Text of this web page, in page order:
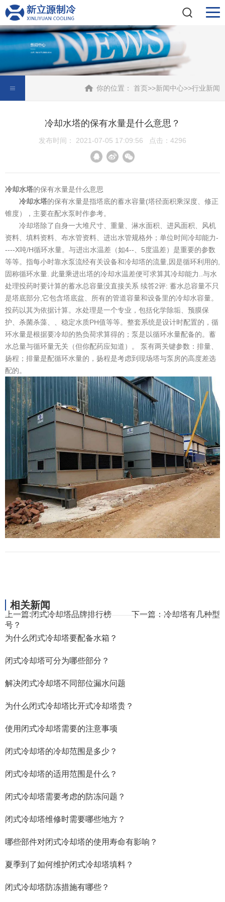
你的位置： 首页>>新闻中心>>行业新闻
冷却水塔的保有水量是什么意思？
发布时间： 2021-07-05 17:09:56 点击：4296
冷却水塔的保有水量是什么意思
冷却水塔的保有水量是指塔底的蓄水容量(塔径面积乘深度、修正
锥度），主要在配水泵时作参考。
冷却塔除了自身一大堆尺寸、重量、淋水面积、进风面积、风机
资料、填料资料、布水管资料、进出水管规格外；单位时间冷却能力-
----X吨/H循环水量。与进出水温差（如4--、5度温差）是重要的参数
等等。指每小时靠水泵流经有关设备和冷却塔的流量,因是循环利用的,
固称循环水量. 此量乘进出塔的冷却水温差便可求算其冷却能力..与水
处理投药时要计算的蓄水总容量没直接关系 续答2评: 蓄水总容量不只
是塔底部分,它包含塔底盆、所有的管道容量和设备里的冷却水容量。
投药以其为依据计算。水处理是一个专业，包括化学除垢、预膜保
护、杀菌杀藻、、稳定水质PH值等等。整套系统是设计时配置的，循
环水量是根据要冷却的热负荷求算得的；泵是以循环水量配备的。蓄
水总量与循环量无关（但你配药应知道）。 泵有两关键参数：排量、
扬程；排量是配循环水量的，扬程是考虑到现场塔与泵房的高度差选
配的。
上一篇:闭式冷却塔品牌排行榜下一篇：冷却塔有几种型
号？
相关新闻
为什么闭式冷却塔要配备水箱？
闭式冷却塔可分为哪些部分？
解决闭式冷却塔不同部位漏水问题
为什么闭式冷却塔比开式冷却塔贵？
使用闭式冷却塔需要的注意事项
闭式冷却塔的冷却范围是多少？
闭式冷却塔的适用范围是什么？
闭式冷却塔需要考虑的防冻问题？
闭式冷却塔维修时需要哪些地方？
哪些部件对闭式冷却塔的使用寿命有影响？
夏季到了如何维护闭式冷却塔填料？
闭式冷却塔防冻措施有哪些？